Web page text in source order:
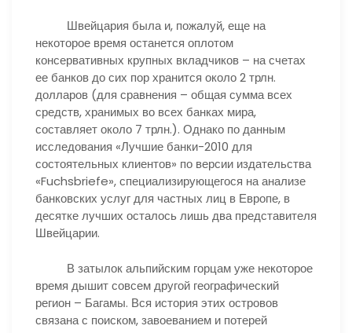
Швейцария была и, пожалуй, еще на
некоторое время останется оплотом
консервативных крупных вкладчиков – на счетах
ее банков до сих пор хранится около 2 трлн.
долларов (для сравнения – общая сумма всех
средств, хранимых во всех банках мира,
составляет около 7 трлн.). Однако по данным
исследования «Лучшие банки-2010 для
состоятельных клиентов» по версии издательства
«Fuchsbriefe», специализирующегося на анализе
банковских услуг для частных лиц в Европе, в
десятке лучших осталось лишь два представителя
Швейцарии.
В затылок альпийским горцам уже некоторое
время дышит совсем другой географический
регион – Багамы. Вся история этих островов
связана с поиском, завоеванием и потерей